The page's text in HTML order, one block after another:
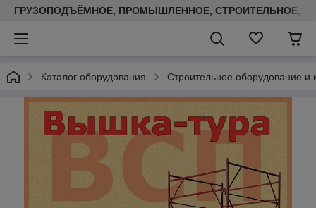
ГРУЗОПОДЪЁМНОЕ, ПРОМЫШЛЕННОЕ, СТРОИТЕЛЬНОЕ,
Каталог оборудования Строительное оборудование и